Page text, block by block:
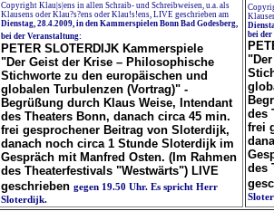
Copyright Klau|s|ens in allen Schraib- und Schreibweisen, u.a. als
Klausens oder Klau?s?ens oder Klau!s!ens, LIVE geschrieben am
Dienstag, 28.4.2009, in den Kammerspielen Bonn Bad Godesberg,
bei der Veranstaltung:
PETER SLOTERDIJK Kammerspiele
"Der Geist der Krise – Philosophische
Stichworte zu den europäischen und
globalen Turbulenzen (Vortrag)" -
Begrüßung durch Klaus Weise, Intendant
des Theaters Bonn, danach circa 45 min.
frei gesprochener Beitrag von Sloterdijk,
danach noch circa 1 Stunde Sloterdijk im
Gespräch mit Manfred Osten. (Im Rahmen
des Theaterfestivals "Westwärts") LIVE
geschrieben gegen 19.50 Uhr. Es spricht Herr
Sloterdijk.
bei
des
frei
des